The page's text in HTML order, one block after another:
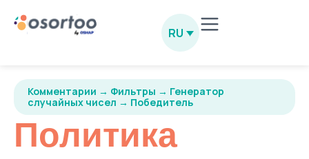
RU
Комментарии → Фильтры → Генератор
случайных чисел → Победитель
Политика